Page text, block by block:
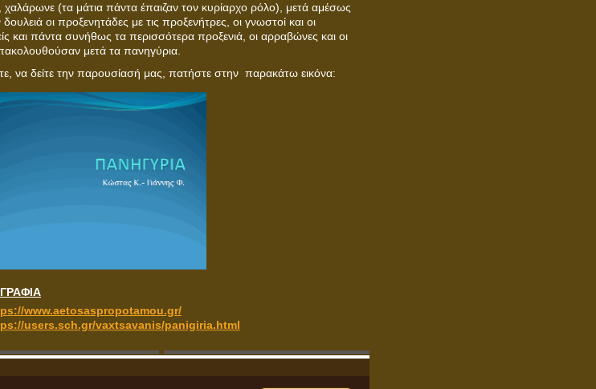
χαλάρωνε (τα μάτια πάντα έπαιζαν τον κυρίαρχο ρόλο), μετά αμέσως
δουλειά οι προξενητάδες με τις προξενήτρες, οι γνωστοί και οι
και πάντα συνήθως τα περισσότερα προξενιά, οι αρραβώνες και οι
μετά τα πανηγύρια.
να δείτε την παρουσίασή μας, πατήστε στην παρακάτω εικόνα:
www.aetosaspropotamou.gr/
users.sch.gr/vaxtsavanis/panigiria.html